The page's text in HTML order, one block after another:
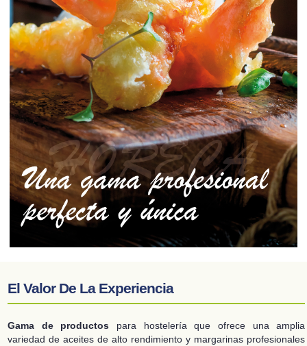
El Valor De La Experiencia
Gama de productos para hostelería que ofrece una amplia
variedad de aceites de alto rendimiento y margarinas profesionales